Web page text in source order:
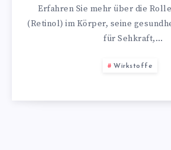
Erfahren Sie mehr über die
(Retinol) im Körper, seine
für Sehkraft,…
Wirkstoffe